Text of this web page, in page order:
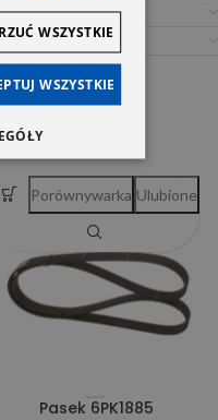
Pasek 6PK1885
Porównywarka Ulubione
WSZYSTKIE
WSZYSTKIE